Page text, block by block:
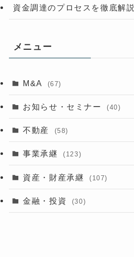
資金調達のプロセスを徹底解説
メニュー
M&A (67)
お知らせ・セミナー (40)
不動産 (58)
事業承継 (123)
資産・財産承継 (107)
金融・投資 (30)